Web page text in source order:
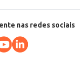
nas redes sociais